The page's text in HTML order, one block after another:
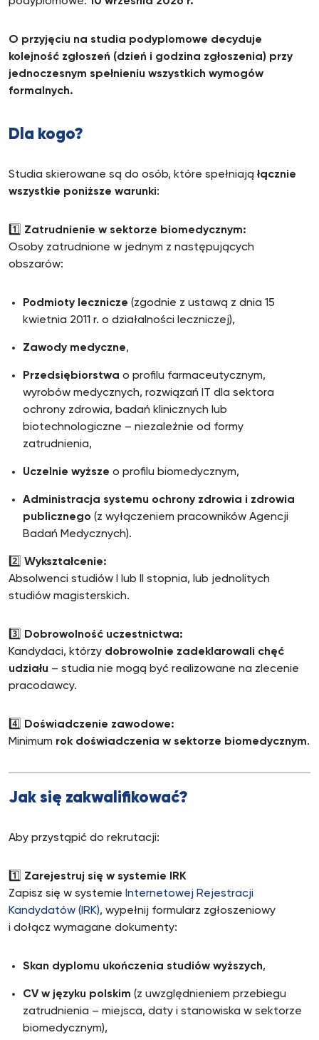
O przyjęciu na studia podyplomowe decyduje
kolejność zgłoszeń (dzień i godzina zgłoszenia) przy
jednoczesnym spełnieniu wszystkich wymogów
formalnych.
Dla kogo?
Studia skierowane są do osób, które spełniają łącznie
wszystkie poniższe warunki:
1️⃣ Zatrudnienie w sektorze biomedycznym:
Osoby zatrudnione w jednym z następujących
obszarów:
Podmioty lecznicze (zgodnie z ustawą z dnia 15
kwietnia 2011 r. o działalności leczniczej),
Zawody medyczne,
Przedsiębiorstwa o profilu farmaceutycznym,
wyrobów medycznych, rozwiązań IT dla sektora
ochrony zdrowia, badań klinicznych lub
biotechnologiczne – niezależnie od formy
zatrudnienia,
Uczelnie wyższe o profilu biomedycznym,
Administracja systemu ochrony zdrowia i zdrowia
publicznego (z wyłączeniem pracowników Agencji
Badań Medycznych).
2️⃣ Wykształcenie:
Absolwenci studiów I lub II stopnia, lub jednolitych
studiów magisterskich.
3️⃣
Dobrowolność uczestnictwa:
Kandydaci, którzy dobrowolnie zadeklarowali chęć
udziału – studia nie mogą być realizowane na zlecenie
pracodawcy.
4️⃣
Doświadczenie zawodowe:
Minimum rok doświadczenia w sektorze biomedycznym.
Jak się zakwalifikować?
Aby przystąpić do rekrutacji:
1️⃣ Zarejestruj się w systemie IRK
Zapisz się w systemie Internetowej Rejestracji
Kandydatów (IRK), wypełnij formularz zgłoszeniowy
i dołącz wymagane dokumenty:
Skan dyplomu ukończenia studiów wyższych,
CV w języku polskim (z uwzględnieniem przebiegu
zatrudnienia – miejsca, daty i stanowiska w sektorze
biomedycznym),